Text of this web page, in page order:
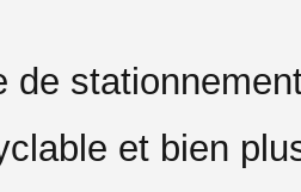
de
et bien